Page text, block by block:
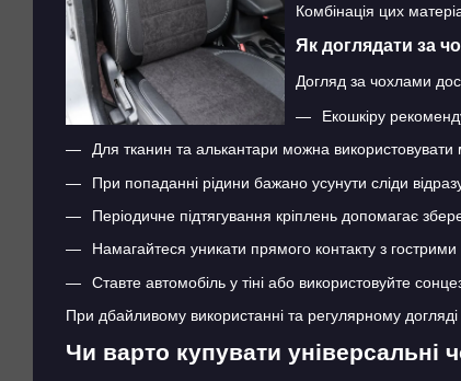
Комбінація цих
Як доглядати за
Догляд за чохлами
Екошкіру
Для тканин та алькантари можна
При попаданні рідини бажано усунути сліди
Періодичне підтягування кріплень допомагає
Намагайтеся уникати прямого контакту з
Ставте автомобіль у тіні або використовуйте
При дбайливому використанні та регулярному
Чи варто купувати універсальні